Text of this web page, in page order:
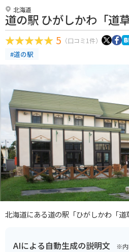
北海道
道の駅 ひがしかわ「道草
5 （口コミ1件）
#道の駅
北海道にある道の駅「ひがしかわ「道
AIによる自動生成の説明文 ※内